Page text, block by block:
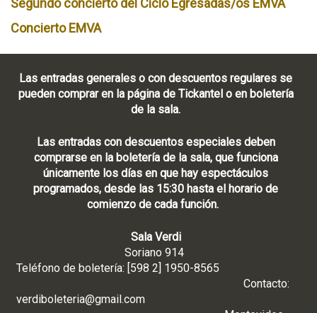
Segundo concierto del Ciclo Egresadas/os EMVA
Concierto EMVA
Las entradas generales o con descuentos regulares se
pueden comprar en la página de Tickantel o en boletería
de la sala.
Las entradas con descuentos especiales deben
comprarse en la boletería de la sala, que funciona
únicamente los días en que hay espectáculos
programados, desde las 15:30 hasta el horario de
comienzo de cada función.
Sala Verdi
Soriano 914
Teléfono de boletería: [598 2] 1950-8565
Contacto:
verdiboleteria@gmail.com